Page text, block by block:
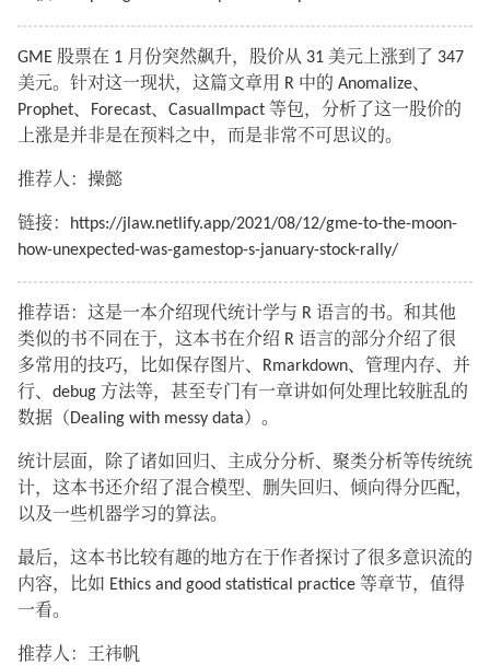
GME 股票在 1 月份突然飙升，股价从 31 美元上涨到了 347
美元。针对这一现状，这篇文章用 R 中的 Anomalize、
Prophet、Forecast、CasualImpact 等包，分析了这一股价的
上涨是并非是在预料之中，而是非常不可思议的。
推荐人：操懿
链接：https://jlaw.netlify.app/2021/08/12/gme-to-the-moon-
how-unexpected-was-gamestop-s-january-stock-rally/
推荐语：这是一本介绍现代统计学与 R 语言的书。和其他
类似的书不同在于，这本书在介绍 R 语言的部分介绍了很
多常用的技巧，比如保存图片、Rmarkdown、管理内存、并
行、debug 方法等，甚至专门有一章讲如何处理比较脏乱的
数据（Dealing with messy data）。
统计层面，除了诸如回归、主成分分析、聚类分析等传统统
计，这本书还介绍了混合模型、删失回归、倾向得分匹配，
以及一些机器学习的算法。
最后，这本书比较有趣的地方在于作者探讨了很多意识流的
内容，比如 Ethics and good statistical practice 等章节，值得
一看。
推荐人：王祎帆